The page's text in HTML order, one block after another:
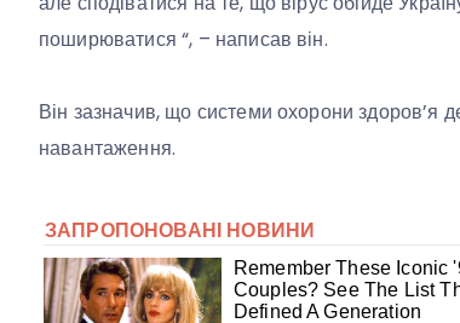
поширюватися “, – написав він.
Він зазначив, що системи охорони здоров’я
навантаження.